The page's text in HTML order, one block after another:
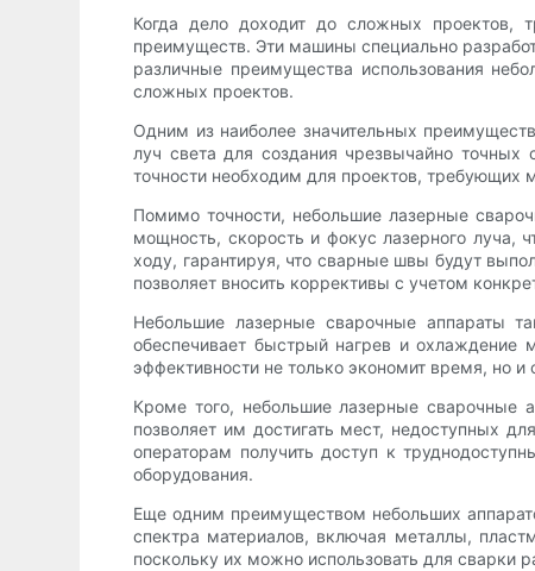
Когда дело доходит до сложных проектов,
преимуществ. Эти машины специально
различные преимущества использования
сложных проектов.
Одним из наиболее значительных
луч света для создания чрезвычайно
точности необходим для проектов, требующих
Помимо точности, небольшие лазерные
мощность, скорость и фокус лазерного луча,
ходу, гарантируя, что сварные швы будут
позволяет вносить коррективы с учетом
Небольшие лазерные сварочные аппараты
обеспечивает быстрый нагрев и охлаждение
эффективности не только экономит время, но
Кроме того, небольшие лазерные сварочные
позволяет им достигать мест, недоступных
операторам получить доступ к
оборудования.
Еще одним преимуществом небольших
спектра материалов, включая металлы,
поскольку их можно использовать для сварки